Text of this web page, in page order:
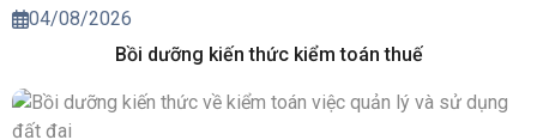
04/08/2026
Bồi dưỡng kiến thức kiểm toán thuế